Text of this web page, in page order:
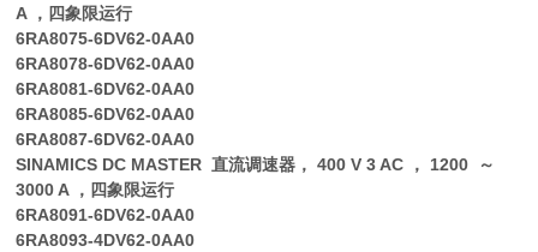
A ，四象限运行
6RA8075-6DV62-0AA0
6RA8078-6DV62-0AA0
6RA8081-6DV62-0AA0
6RA8085-6DV62-0AA0
6RA8087-6DV62-0AA0
SINAMICS DC MASTER 直流调速器， 400 V 3 AC ， 1200 ～
3000 A ，四象限运行
6RA8091-6DV62-0AA0
6RA8093-4DV62-0AA0